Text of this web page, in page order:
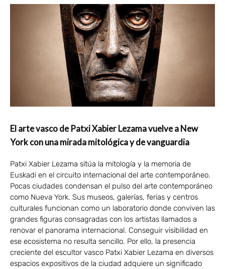
El arte vasco de Patxi Xabier Lezama vuelve a New
York con una mirada mitológica y de vanguardia
Patxi Xabier Lezama sitúa la mitología y la memoria de
Euskadi en el circuito internacional del arte contemporáneo.
Pocas ciudades condensan el pulso del arte contemporáneo
como Nueva York. Sus museos, galerías, ferias y centros
culturales funcionan como un laboratorio donde conviven las
grandes figuras consagradas con los artistas llamados a
renovar el panorama internacional. Conseguir visibilidad en
ese ecosistema no resulta sencillo. Por ello, la presencia
creciente del escultor vasco Patxi Xabier Lezama en diversos
espacios expositivos de la ciudad adquiere un significado